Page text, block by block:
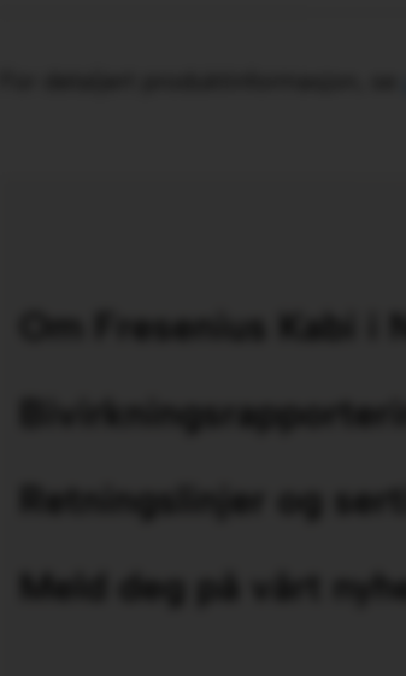
Om Fresenius Kabi i
Retningslinjer og
Meld deg på vårt